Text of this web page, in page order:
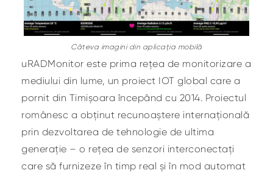
Câteva imagini din aplicația mobilă
uRADMonitor este prima rețea de monitorizare a
mediului din lume, un proiect IOT global care a
pornit din Timișoara începând cu 2014. Proiectul
românesc a obținut recunoaștere internațională
prin dezvoltarea de tehnologie de ultima
generație – o rețea de senzori interconectați
care să furnizeze în timp real și în mod automat